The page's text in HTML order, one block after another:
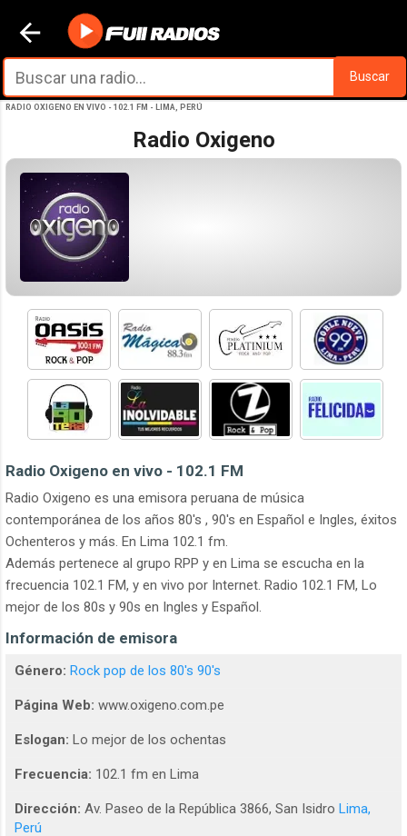
Ir al contenido principal
Buscar
RADIO OXIGENO EN VIVO - 102.1 FM - LIMA, PERÚ
Radio Oxigeno
Radio Oxigeno en vivo - 102.1 FM
Radio Oxigeno es una emisora peruana de música
contemporánea de los años 80's , 90's en Español e Ingles, éxitos
Ochenteros y más. En Lima 102.1 fm.
Además pertenece al grupo RPP y en Lima se escucha en la
frecuencia 102.1 FM, y en vivo por Internet. Radio 102.1 FM, Lo
mejor de los 80s y 90s en Ingles y Español.
Información de emisora
Género: Rock pop de los 80's 90's
Página Web: www.oxigeno.com.pe
Eslogan: Lo mejor de los ochentas
Frecuencia: 102.1 fm en Lima
Dirección: Av. Paseo de la República 3866, San Isidro Lima,
Perú